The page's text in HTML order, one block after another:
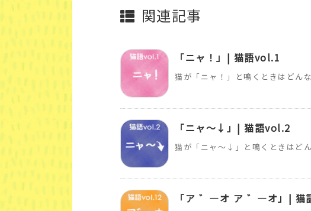
関連記事
「ニャ！」| 猫語vol.1
猫が「ニャ！」と鳴くときはどん
「ニャ～↓」| 猫語vol.2
猫が「ニャ～↓」と鳴くときはど
「ア ゛―オ ア ゛―オ」| 猫